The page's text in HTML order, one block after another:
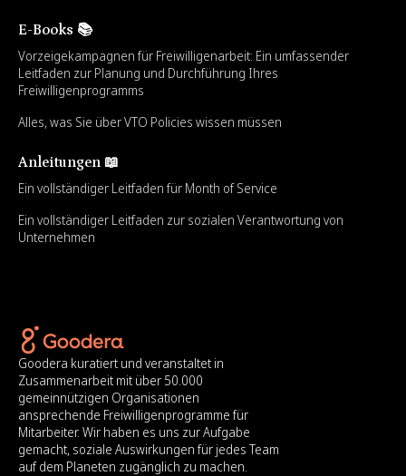
E-Books 📚
Vorzeigekampagnen für Freiwilligenarbeit: Ein umfassender
Leitfaden zur Planung und Durchführung Ihres
Freiwilligenprogramms
Alles, was Sie über VTO Policies wissen müssen
Anleitungen 📖
Ein vollständiger Leitfaden für Month of Service
Ein vollständiger Leitfaden zur sozialen Verantwortung von
Unternehmen
Goodera kuratiert und veranstaltet in
Zusammenarbeit mit über 50.000
gemeinnützigen Organisationen
ansprechende Freiwilligenprogramme für
Mitarbeiter. Wir haben es uns zur Aufgabe
gemacht, soziale Auswirkungen für jedes Team
auf dem Planeten zugänglich zu machen.